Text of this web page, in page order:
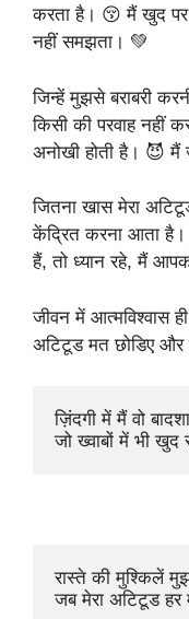
करता है। 😚 मैं खुद
नहीं समझता। 💚
जिन्हें मुझसे बराबरी
किसी की परवाह नहीं
अनोखी होती है। 😈 मैं
जितना खास मेरा
केंद्रित करना आता
हैं, तो ध्यान रहे, मैं
जीवन में आत्मविश्वास
अटिटूड मत छोडिए और
ज़िंदगी में मैं वो
जो ख्वाबों में भी खुद
रास्ते की मुश्किलें
जब मेरा अटिटूड हर